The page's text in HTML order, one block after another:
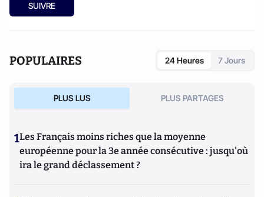
SUIVRE
POPULAIRES 24 Heures 7 Jours
PLUS LUS PLUS PARTAGES
1Les Français moins riches que la moyenne
européenne pour la 3e année consécutive : jusqu'où
ira le grand déclassement ?